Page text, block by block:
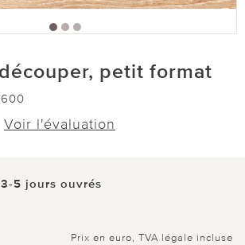
petit format
Voir l'évaluation
5 jours ouvrés
Prix en euro, TVA légale incluse